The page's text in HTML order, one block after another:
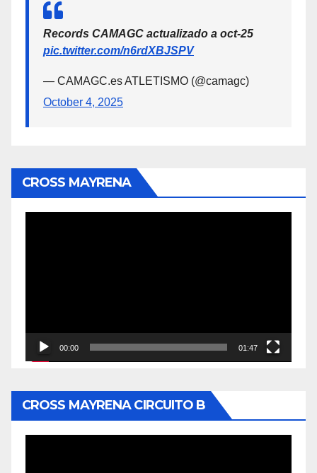
Records CAMAGC actualizado a oct-25
pic.twitter.com/n6rdXBJSPV
— CAMAGC.es ATLETISMO (@camagc)
October 4, 2025
CROSS MAYRENA
00:00 01:47
CROSS MAYRENA CIRCUITO B